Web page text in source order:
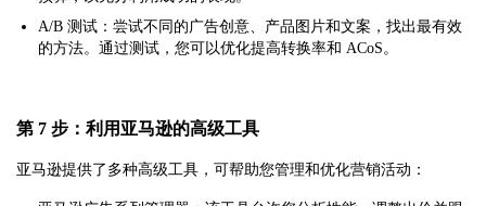
A/B 测试：尝试不同的广告创意、产品图片和文案，找出最有效
的方法。通过测试，您可以优化提高转换率和 ACoS。
第 7 步：利用亚马逊的高级工具
亚马逊提供了多种高级工具，可帮助您管理和优化营销活动：